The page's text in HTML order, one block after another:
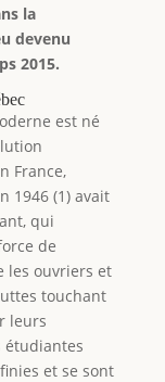
la
devenu
2015.
est né
France,
1946 (1) avait
qui
de
les ouvriers et
touchant
leurs
étudiantes
et se sont